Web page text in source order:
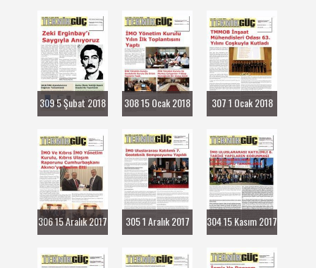
309 5 Şubat 2018 308 15 Ocak 2018 307 1 Ocak 2018
306 15 Aralık 2017 305 1 Aralık 2017 304 15 Kasım 2017